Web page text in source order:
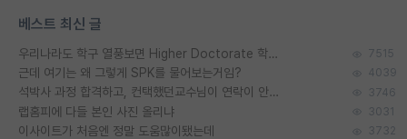
베스트 최신 글
우리나라도 학구 열풍보면 Higher Doctorate 학위가 필요하다고 봅니다. 7515
근데 여기는 왜 그렇게 SPK를 물어보는거임? 4039
석박사 과정 합격하고, 컨택했던교수님이 연락이 안됩니다... 3746
랩홈피에 다들 본인 사진 올리냐 3031
이사이트가 처음엔 정말 도움많이됐는데 3732